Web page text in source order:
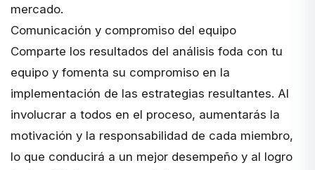
mercado.
Comunicación y compromiso del equipo
Comparte los resultados del análisis foda con tu
equipo y fomenta su compromiso en la
implementación de las estrategias resultantes. Al
involucrar a todos en el proceso, aumentarás la
motivación y la responsabilidad de cada miembro,
lo que conducirá a un mejor desempeño y al logro